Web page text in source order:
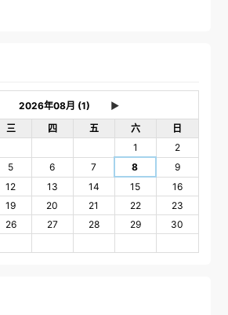
►
三 四 五 六
日
1
2
5 6 7 8
9
12 13 14 15
16
19 20 21 22
23
26 27 28 29
30